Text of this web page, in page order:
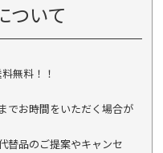
ついて
無料！！
でお時間をいただく場合が
替品のご提案やキャンセ